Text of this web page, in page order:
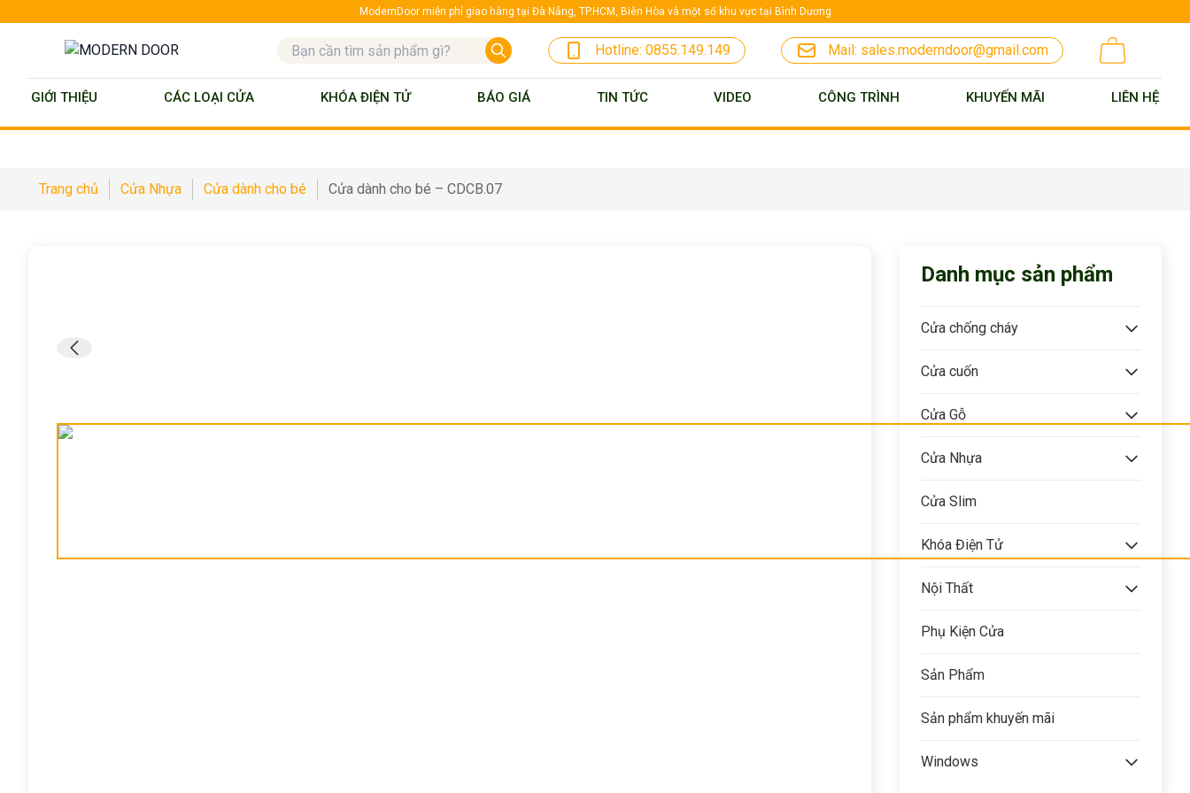
ModernDoor miễn phí giao hàng tại Đà Nẵng, TP.HCM, Biên Hòa và một số khu vực tại Bình Dương
Hotline: 0855.149.149 Mail: sales.moderndoor@gmail.com
GIỚI THIỆU CÁC LOẠI CỬA KHÓA ĐIỆN TỬ BÁO GIÁ TIN TỨC VIDEO CÔNG TRÌNH KHUYẾN MÃI LIÊN HỆ
Trang chủ Cửa Nhựa Cửa dành cho bé Cửa dành cho bé – CDCB.07
Danh mục sản phẩm
Cửa chống cháy
Cửa cuốn
Cửa Gỗ
Cửa Nhựa
Cửa Slim
Khóa Điện Tử
Nội Thất
Phụ Kiện Cửa
Sản Phẩm
Sản phẩm khuyến mãi
Windows